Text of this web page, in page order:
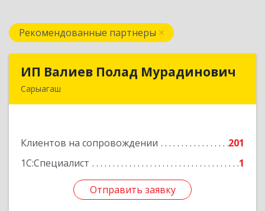
Рекомендованные партнеры
ИП Валиев Полад Мурадинович
Сарыагаш
Клиентов на сопровождении
201
1С:Специалист
1
Отправить заявку
ИП Валиев Полад Мурадинович
Подробнее
Отправить заявку